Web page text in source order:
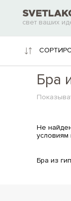
свет ваших
Бра
Не
условиям
Бра из